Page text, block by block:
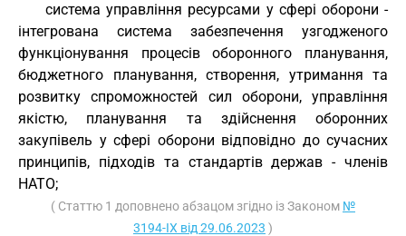
система управління ресурсами у сфері оборони -
інтегрована система забезпечення узгодженого
функціонування процесів оборонного планування,
бюджетного планування, створення, утримання та
розвитку спроможностей сил оборони, управління
якістю, планування та здійснення оборонних
закупівель у сфері оборони відповідно до сучасних
принципів, підходів та стандартів держав - членів
НАТО;
( Статтю 1 доповнено абзацом згідно із Законом №
3194-IX від 29.06.2023 )